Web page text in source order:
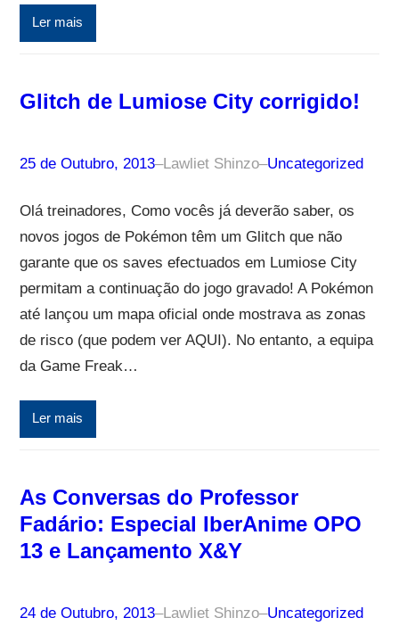
Ler mais
Glitch de Lumiose City corrigido!
25 de Outubro, 2013–Lawliet Shinzo–Uncategorized
Olá treinadores, Como vocês já deverão saber, os
novos jogos de Pokémon têm um Glitch que não
garante que os saves efectuados em Lumiose City
permitam a continuação do jogo gravado! A Pokémon
até lançou um mapa oficial onde mostrava as zonas
de risco (que podem ver AQUI). No entanto, a equipa
da Game Freak…
Ler mais
As Conversas do Professor
Fadário: Especial IberAnime OPO
13 e Lançamento X&Y
24 de Outubro, 2013–Lawliet Shinzo–Uncategorized